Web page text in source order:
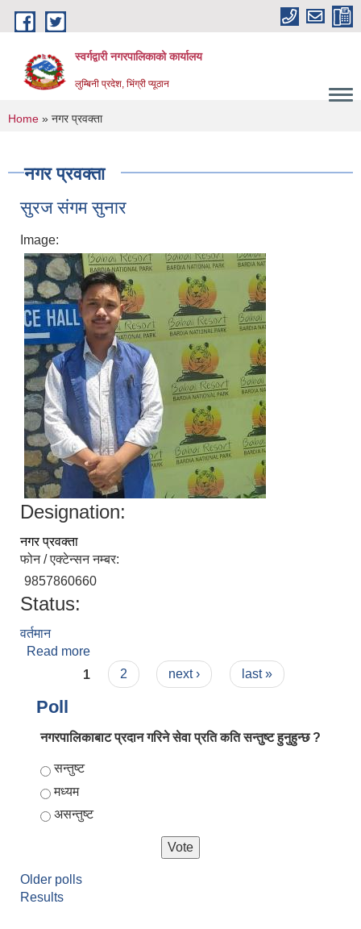
Skip to main content
स्वर्गद्वारी नगरपालिकाको कार्यालय
लुम्बिनी प्रदेश, भिंग्री प्यूठान
You are here
Home » नगर प्रवक्ता
नगर प्रवक्ता
सुरज संगम सुनार
Image:
Designation:
नगर प्रवक्ता
फोन / एक्टेन्सन नम्बर:
9857860660
Status:
वर्तमान
Read more
Pages
1 2 next › last »
Poll
नगरपालिकाबाट प्रदान गरिने सेवा प्रति कति सन्तुष्ट हुनुहुन्छ ?
Choices
सन्तुष्ट
मध्यम
असन्तुष्ट
Older polls
Results